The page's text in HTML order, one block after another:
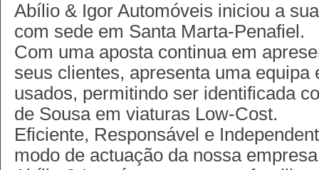
Abílio & Igor Automóveis iniciou a
com sede em Santa Marta-Penafiel.
Com uma aposta continua em
seus clientes, apresenta uma equipa
usados, permitindo ser identificada
de Sousa em viaturas Low-Cost.
Eficiente, Responsável e
modo de actuação da nossa